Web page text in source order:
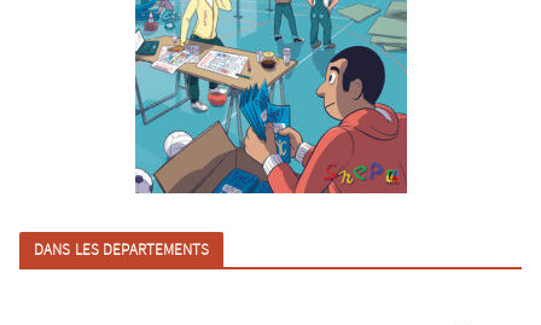
DANS LES DEPARTEMENTS